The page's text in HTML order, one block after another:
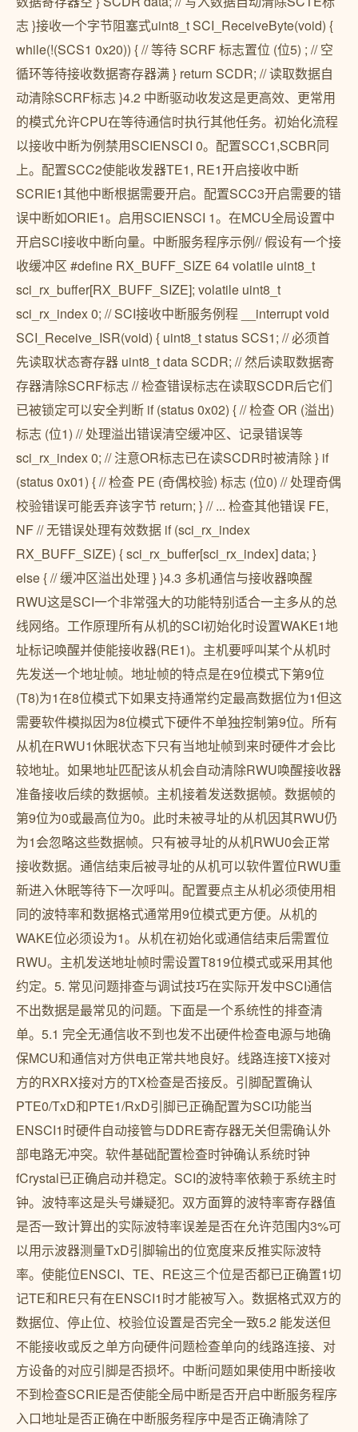
志 }接收一个字节阻塞式uint8_t SCI_ReceiveByte(void) {
while(!(SCS1 0x20)) { // 等待 SCRF 标志置位 (位5) ; // 空
循环等待接收数据寄存器满 } return SCDR; // 读取数据自
动清除SCRF标志 }4.2 中断驱动收发这是更高效、更常用
的模式允许CPU在等待通信时执行其他任务。初始化流程
以接收中断为例禁用SCIENSCI 0。配置SCC1,SCBR同
上。配置SCC2使能收发器TE1, RE1开启接收中断
SCRIE1其他中断根据需要开启。配置SCC3开启需要的错
误中断如ORIE1。启用SCIENSCI 1。在MCU全局设置中
开启SCI接收中断向量。中断服务程序示例// 假设有一个接
收缓冲区 #define RX_BUFF_SIZE 64 volatile uint8_t
sci_rx_buffer[RX_BUFF_SIZE]; volatile uint8_t
sci_rx_index 0; // SCI接收中断服务例程 __interrupt void
SCI_Receive_ISR(void) { uint8_t status SCS1; // 必须首
先读取状态寄存器 uint8_t data SCDR; // 然后读取数据寄
存器清除SCRF标志 // 检查错误标志在读取SCDR后它们
已被锁定可以安全判断 if (status 0x02) { // 检查 OR (溢出)
标志 (位1) // 处理溢出错误清空缓冲区、记录错误等
sci_rx_index 0; // 注意OR标志已在读SCDR时被清除 } if
(status 0x01) { // 检查 PE (奇偶校验) 标志 (位0) // 处理奇偶
校验错误可能丢弃该字节 return; } // ... 检查其他错误 FE,
NF // 无错误处理有效数据 if (sci_rx_index
RX_BUFF_SIZE) { sci_rx_buffer[sci_rx_index] data; }
else { // 缓冲区溢出处理 } }4.3 多机通信与接收器唤醒
RWU这是SCI一个非常强大的功能特别适合一主多从的总
线网络。工作原理所有从机的SCI初始化时设置WAKE1地
址标记唤醒并使能接收器(RE1)。主机要呼叫某个从机时
先发送一个地址帧。地址帧的特点是在9位模式下第9位
(T8)为1在8位模式下如果支持通常约定最高数据位为1但这
需要软件模拟因为8位模式下硬件不单独控制第9位。所有
从机在RWU1休眠状态下只有当地址帧到来时硬件才会比
较地址。如果地址匹配该从机会自动清除RWU唤醒接收器
准备接收后续的数据帧。主机接着发送数据帧。数据帧的
第9位为0或最高位为0。此时未被寻址的从机因其RWU仍
为1会忽略这些数据帧。只有被寻址的从机RWU0会正常
接收数据。通信结束后被寻址的从机可以软件置位RWU重
新进入休眠等待下一次呼叫。配置要点主从机必须使用相
同的波特率和数据格式通常用9位模式更方便。从机的
WAKE位必须设为1。从机在初始化或通信结束后需置位
RWU。主机发送地址帧时需设置T819位模式或采用其他
约定。5. 常见问题排查与调试技巧在实际开发中SCI通信
不出数据是最常见的问题。下面是一个系统性的排查清
单。5.1 完全无通信收不到也发不出硬件检查电源与地确
保MCU和通信对方供电正常共地良好。线路连接TX接对
方的RXRX接对方的TX检查是否接反。引脚配置确认
PTE0/TxD和PTE1/RxD引脚已正确配置为SCI功能当
ENSCI1时硬件自动接管与DDRE寄存器无关但需确认外
部电路无冲突。软件基础配置检查时钟确认系统时钟
fCrystal已正确启动并稳定。SCI的波特率依赖于系统主时
钟。波特率这是头号嫌疑犯。双方面算的波特率寄存器值
是否一致计算出的实际波特率误差是否在允许范围内3%可
以用示波器测量TxD引脚输出的位宽度来反推实际波特
率。使能位ENSCI、TE、RE这三个位是否都已正确置1切
记TE和RE只有在ENSCI1时才能被写入。数据格式双方的
数据位、停止位、校验位设置是否完全一致5.2 能发送但
不能接收或反之单方向硬件问题检查单向的线路连接、对
方设备的对应引脚是否损坏。中断问题如果使用中断接收
不到检查SCRIE是否使能全局中断是否开启中断服务程序
入口地址是否正确在中断服务程序中是否正确清除了